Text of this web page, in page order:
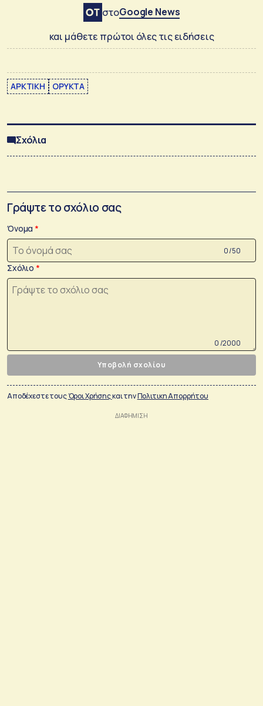
στοGoogle News
και μάθετε πρώτοι όλες τις ειδήσεις
ΑΡΚΤΙΚΗ ΟΡΥΚΤΑ
Σχόλια
Γράψτε το σχόλιο σας
Όνομα
0 /50
Σχόλιο
0 /2000
Υποβολή σχολίου
Αποδέχεστε τουςΌροι Χρήσηςκαι τηνΠολιτικη Απορρήτου